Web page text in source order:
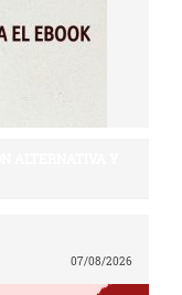
07/08/2026